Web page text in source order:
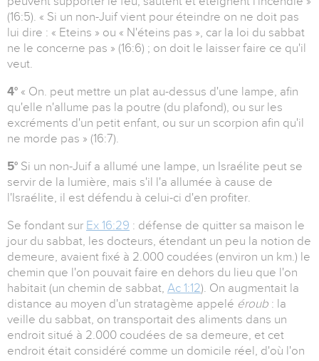
(16:5). « Si un non-Juif vient pour éteindre on ne doit pas
lui dire : « Eteins » ou « N'éteins pas », car la loi du sabbat
ne le concerne pas » (16:6) ; on doit le laisser faire ce qu'il
veut.
4° « On. peut mettre un plat au-dessus d'une lampe, afin
qu'elle n'allume pas la poutre (du plafond), ou sur les
excréments d'un petit enfant, ou sur un scorpion afin qu'il
ne morde pas » (16:7).
5° Si un non-Juif a allumé une lampe, un Israélite peut se
servir de la lumière, mais s'il l'a allumée à cause de
l'Israélite, il est défendu à celui-ci d'en profiter.
Se fondant sur Ex 16:29 : défense de quitter sa maison le
jour du sabbat, les docteurs, étendant un peu la notion de
demeure, avaient fixé à 2.000 coudées (environ un km.) le
chemin que l'on pouvait faire en dehors du lieu que l'on
habitait (un chemin de sabbat, Ac 1:12). On augmentait la
distance au moyen d'un stratagème appelé éroub : la
veille du sabbat, on transportait des aliments dans un
endroit situé à 2.000 coudées de sa demeure, et cet
endroit était considéré comme un domicile réel, d'où l'on